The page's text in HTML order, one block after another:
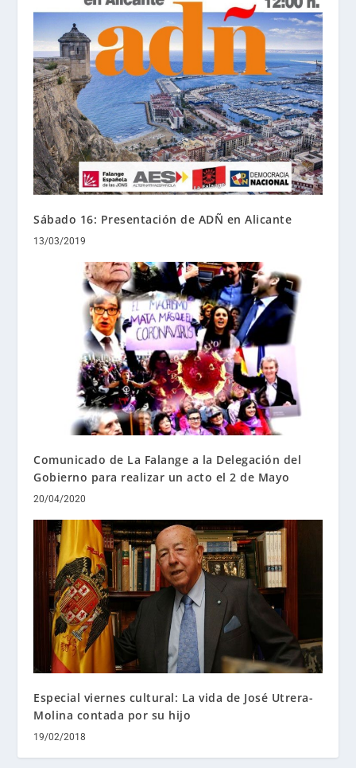
Sábado 16: Presentación de ADÑ en Alicante
13/03/2019
Comunicado de La Falange a la Delegación del
Gobierno para realizar un acto el 2 de Mayo
20/04/2020
Especial viernes cultural: La vida de José Utrera-
Molina contada por su hijo
19/02/2018